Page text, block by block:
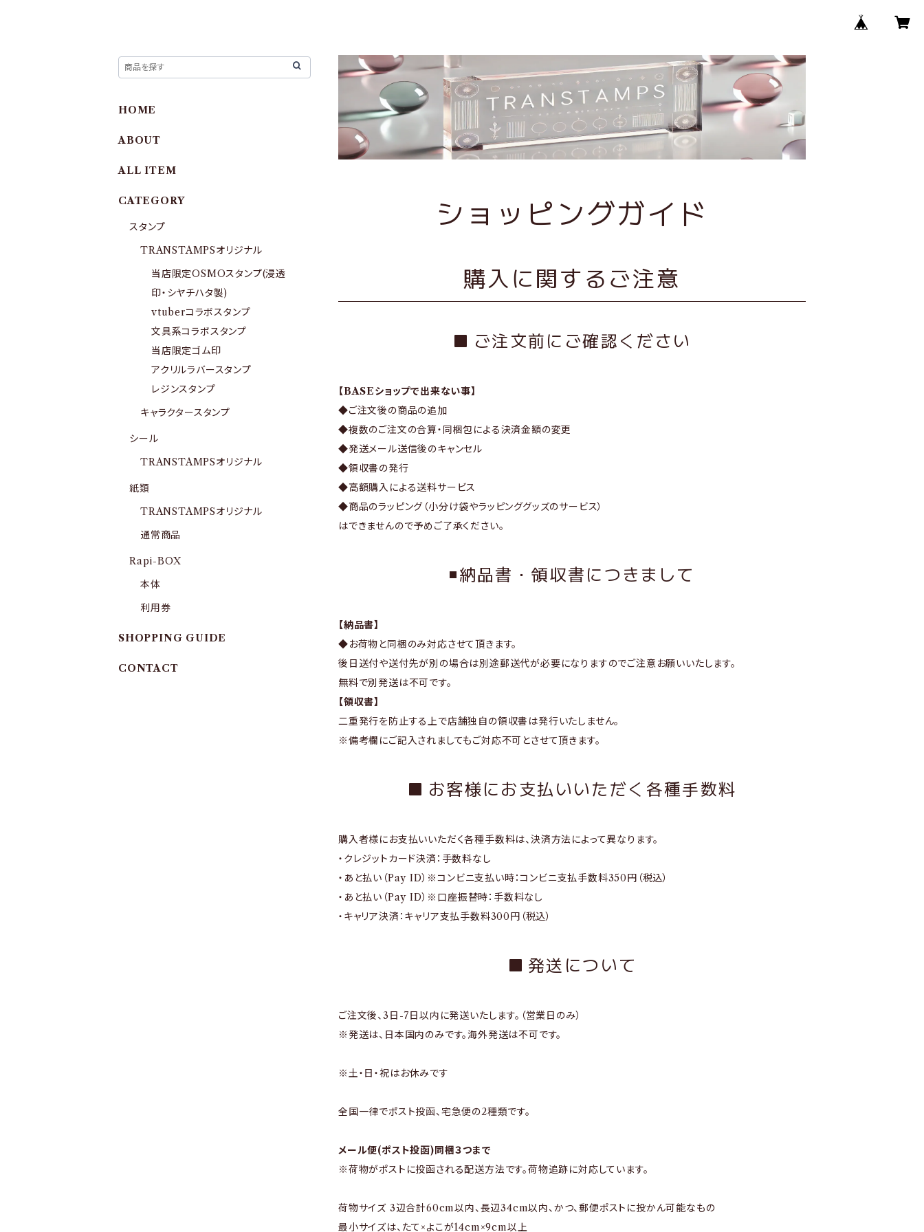
ショッピングガイド
購入に関するご注意
ご注文前にご確認ください
【BASEショップで出来ない事】
◆ご注文後の商品の追加
◆複数のご注文の合算・同梱包による決済金額の変更
◆発送メール送信後のキャンセル
◆領収書の発行
◆高額購入による送料サービス
◆商品のラッピング（小分け袋やラッピンググッズのサービス）
はできませんので予めご了承ください。
◾️納品書・領収書につきまして
【納品書】
◆お荷物と同梱のみ対応させて頂きます。
後日送付や送付先が別の場合は別途郵送代が必要になりますのでご注意お願いいたします。
無料で別発送は不可です。
【領収書】
二重発行を防止する上で店舗独自の領収書は発行いたしません。
※備考欄にご記入されましてもご対応不可とさせて頂きます。
お客様にお支払いいただく各種手数料
購入者様にお支払いいただく各種手数料は、決済方法によって異なります。
・クレジットカード決済：手数料なし
・あと払い（Pay ID）※コンビニ支払い時：コンビニ支払手数料350円（税込）
・あと払い（Pay ID）※口座振替時：手数料なし
・キャリア決済：キャリア支払手数料300円（税込）
発送について
ご注文後、3日-7日以内に発送いたします。（営業日のみ）
※発送は、日本国内のみです。海外発送は不可です。
※土・日・祝はお休みです
全国一律でポスト投函、宅急便の2種類です。
メール便(ポスト投函)同梱３つまで
※荷物がポストに投函される配送方法です。荷物追跡に対応しています。
荷物サイズ 3辺合計60cm以内、長辺34cm以内、かつ、郵便ポストに投かん可能なもの
最小サイズは、たて×よこが14cm×9cm以上
HOME
ABOUT
ALL ITEM
CATEGORY
スタンプ
TRANSTAMPSオリジナル
当店限定OSMOスタンプ(浸透
印・シヤチハタ製)
vtuberコラボスタンプ
文具系コラボスタンプ
当店限定ゴム印
アクリルラバースタンプ
レジンスタンプ
キャラクタースタンプ
シール
TRANSTAMPSオリジナル
紙類
TRANSTAMPSオリジナル
通常商品
Rapi-BOX
本体
利用券
SHOPPING GUIDE
CONTACT